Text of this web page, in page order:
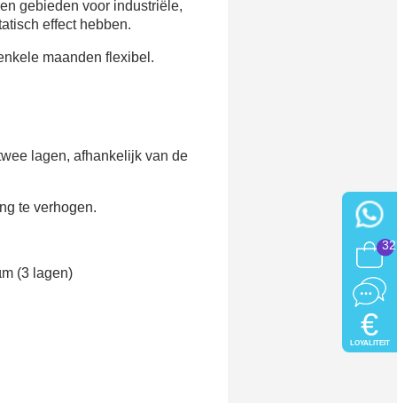
gebieden voor industriële,
effect hebben.
maanden flexibel.
lagen, afhankelijk van de
te verhogen.
(3 lagen)
32
€
LOYALITEIT